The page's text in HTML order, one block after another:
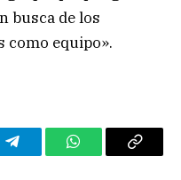
busca de los
como equipo».
TelegramWhatsAppCopy